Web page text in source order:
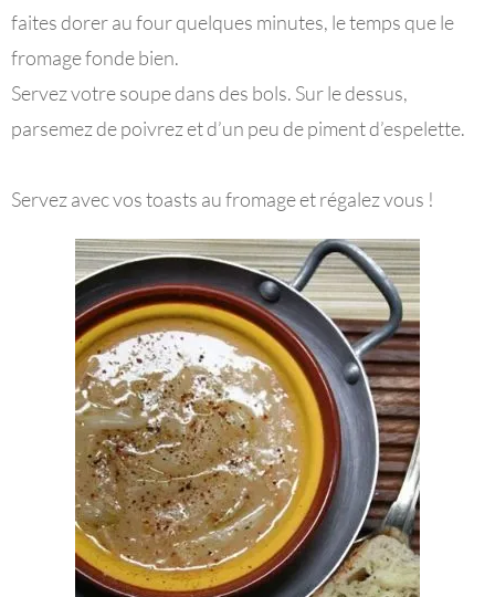
faites dorer au four quelques minutes, le temps que le
fromage fonde bien.
Servez votre soupe dans des bols. Sur le dessus,
parsemez de poivrez et d’un peu de piment d’espelette.
Servez avec vos toasts au fromage et régalez vous !